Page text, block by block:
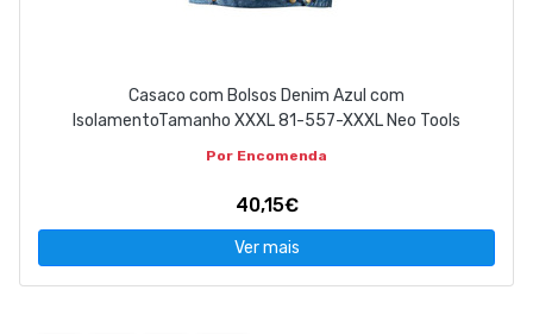
Casaco com Bolsos Denim Azul com
IsolamentoTamanho XXXL 81-557-XXXL Neo Tools
Por Encomenda
40,15€
Ver mais